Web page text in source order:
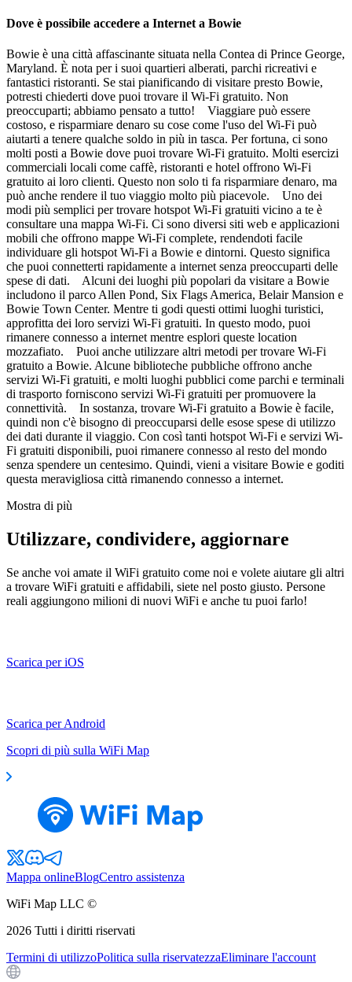
Dove è possibile accedere a Internet a Bowie
Bowie è una città affascinante situata nella Contea di Prince George,
Maryland. È nota per i suoi quartieri alberati, parchi ricreativi e
fantastici ristoranti. Se stai pianificando di visitare presto Bowie,
potresti chiederti dove puoi trovare il Wi-Fi gratuito. Non
preoccuparti; abbiamo pensato a tutto! Viaggiare può essere
costoso, e risparmiare denaro su cose come l'uso del Wi-Fi può
aiutarti a tenere qualche soldo in più in tasca. Per fortuna, ci sono
molti posti a Bowie dove puoi trovare Wi-Fi gratuito. Molti esercizi
commerciali locali come caffè, ristoranti e hotel offrono Wi-Fi
gratuito ai loro clienti. Questo non solo ti fa risparmiare denaro, ma
può anche rendere il tuo viaggio molto più piacevole. Uno dei
modi più semplici per trovare hotspot Wi-Fi gratuiti vicino a te è
consultare una mappa Wi-Fi. Ci sono diversi siti web e applicazioni
mobili che offrono mappe Wi-Fi complete, rendendoti facile
individuare gli hotspot Wi-Fi a Bowie e dintorni. Questo significa
che puoi connetterti rapidamente a internet senza preoccuparti delle
spese di dati. Alcuni dei luoghi più popolari da visitare a Bowie
includono il parco Allen Pond, Six Flags America, Belair Mansion e
Bowie Town Center. Mentre ti godi questi ottimi luoghi turistici,
approfitta dei loro servizi Wi-Fi gratuiti. In questo modo, puoi
rimanere connesso a internet mentre esplori queste location
mozzafiato. Puoi anche utilizzare altri metodi per trovare Wi-Fi
gratuito a Bowie. Alcune biblioteche pubbliche offrono anche
servizi Wi-Fi gratuiti, e molti luoghi pubblici come parchi e terminali
di trasporto forniscono servizi Wi-Fi gratuiti per promuovere la
connettività. In sostanza, trovare Wi-Fi gratuito a Bowie è facile,
quindi non c'è bisogno di preoccuparsi delle esose spese di utilizzo
dei dati durante il viaggio. Con così tanti hotspot Wi-Fi e servizi Wi-
Fi gratuiti disponibili, puoi rimanere connesso al resto del mondo
senza spendere un centesimo. Quindi, vieni a visitare Bowie e goditi
questa meravigliosa città rimanendo connesso a internet.
Mostra di più
Utilizzare, condividere, aggiornare
Se anche voi amate il WiFi gratuito come noi e volete aiutare gli altri
a trovare WiFi gratuiti e affidabili, siete nel posto giusto. Persone
reali aggiungono milioni di nuovi WiFi e anche tu puoi farlo!
Scarica per iOS
Scarica per Android
Scopri di più sulla WiFi Map
Mappa onlineBlogCentro assistenza
WiFi Map LLC ©
2026 Tutti i diritti riservati
Termini di utilizzoPolitica sulla riservatezzaEliminare l'account